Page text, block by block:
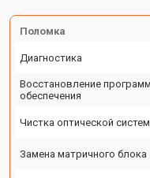
Поломка
Диагностика
Восстановление
обеспечения
Чистка оптической
Замена матричного блока